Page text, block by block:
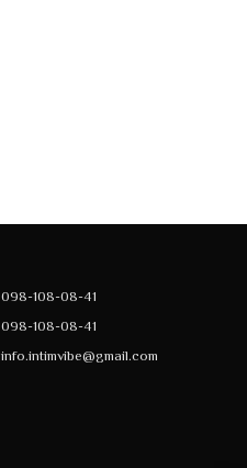
098-108-08-41
098-108-08-41
info.intimvibe@gmail.com